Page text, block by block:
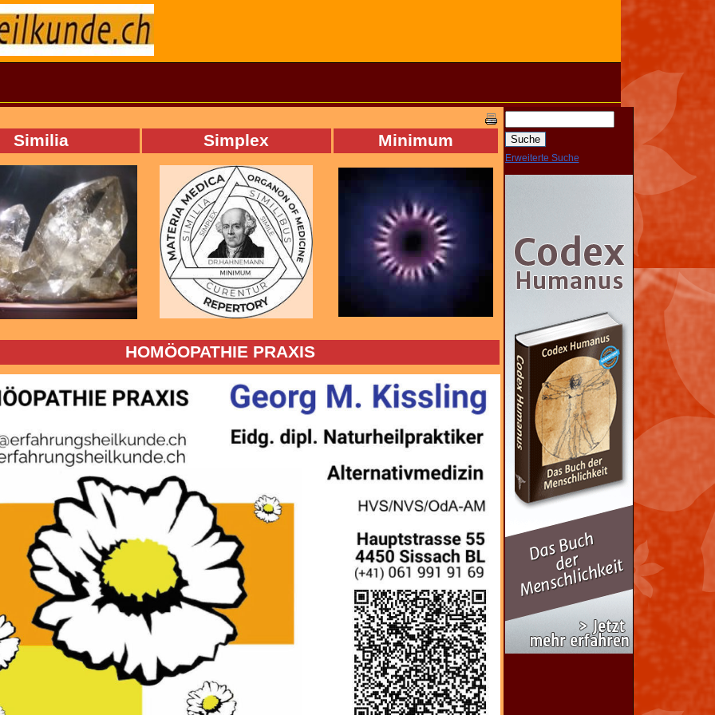
Similia Simplex Minimum
HOMÖOPATHIE PRAXIS
Erweiterte Suche